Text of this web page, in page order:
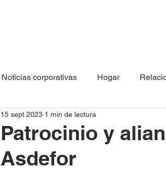
Noticias corporativas Hogar
Patrocinio y
Asdefor
15 sept 2023 1 min de lectura